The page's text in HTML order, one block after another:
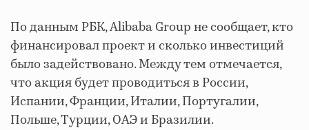
По данным РБК, Alibaba Group не сообщает, кто
финансировал проект и сколько инвестиций
было задействовано. Между тем отмечается,
что акция будет проводиться в России,
Испании, Франции, Италии, Португалии,
Польше, Турции, ОАЭ и Бразилии.